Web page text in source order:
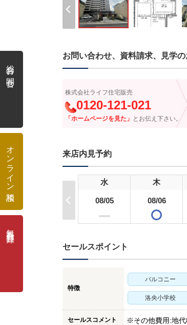
お問い合わせ、資料請求、見学
株式会社ライフ住宅販売
0120-121-021
「ホームページを見た」 とお伝え下さい。
来店内見予約
水
08/05
ー
木
08/06
セールスポイント
特徴
バルコニー
洛央小学校
セールスコメント ※その他費用:地代
総合お問合せ
オンライン相談